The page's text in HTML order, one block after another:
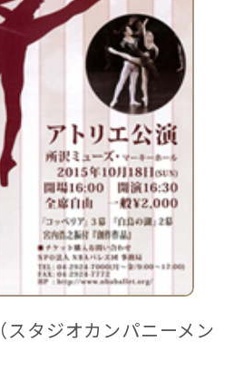
スタジオカンパニーメン